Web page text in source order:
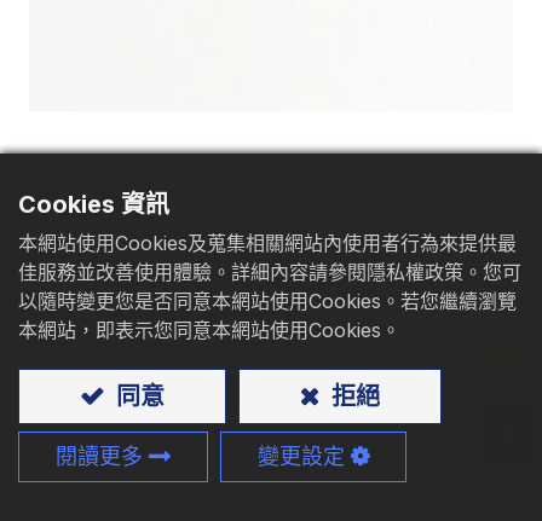
大扁頭自攻螺絲
材質:碳鋼 、不銹鋼
應用: 刨花板、木頭、鋼板、鋁板
尺寸:M3.5 - M6、#6 - #14
9 - 150mm、3/8" - 6"
我們可提供您客製化服務(包含尺寸、頭型、孔型、牙型、
尾型、表面處理、包裝)，並解決您的問題。
Cookies 資訊
本網站使用Cookies及蒐集相關網站內使用者行為來提供最
佳服務並改善使用體驗。詳細內容請參閱隱私權政策。您可
以隨時變更您是否同意本網站使用Cookies。若您繼續瀏覽
本網站，即表示您同意本網站使用Cookies。
同意 拒絕
閱讀更多 變更設定